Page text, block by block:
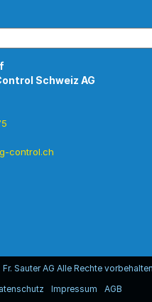
Service & Verkauf
control.ch
Sauter AG Alle Rechte vorbehalten
Impressum AGB